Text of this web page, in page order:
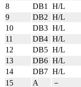
8
DB1 H/L
9
DB2 H/L
10
DB3 H/L
11
DB4 H/L
12
DB5 H/L
13
DB6 H/L
14
DB7 H/L
15
A －